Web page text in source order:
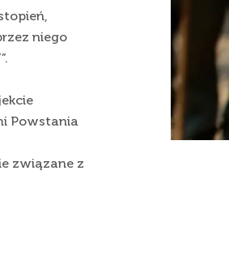
niego
Powstania
związane z